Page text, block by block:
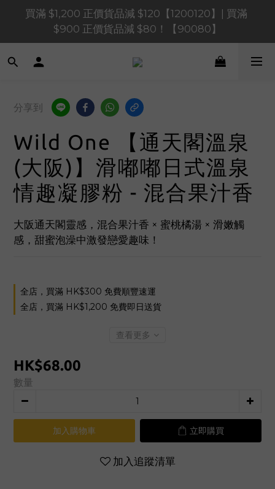
買滿 $1,200 正價貨品減 $120【1200120】| 買滿
$900 正價貨品減 $80！【90080】
買滿 $1,200 正價貨品減 $120【1200120】| 買滿
$900 正價貨品減 $80！【90080】
買滿 $600 正價貨品減 $40【60040】| 買滿 $400 正
📢 系統維護通知 – SHOPLINE Payments FPS將於
2026 年 8 月 9 日（日）凌晨 01:00 至 11:00 暫停交易
買滿 $1,200 正價貨品減 $120【1200120】| 買滿
$900 正價貨品減 $80！【90080】
分享到
Wild One 【通天閣溫泉
(大阪)】滑嘟嘟日式溫泉
情趣凝膠粉 - 混合果汁香
大阪通天閣靈感，混合果汁香 × 蜜桃橘湯 × 滑嫩觸
感，甜蜜泡澡中激發戀愛趣味！
全店，買滿 HK$300 免費順豐速運
全店，買滿 HK$1,200 免費即日送貨
查看更多
HK$68.00
數量
加入購物車 立即購買
加入追蹤清單